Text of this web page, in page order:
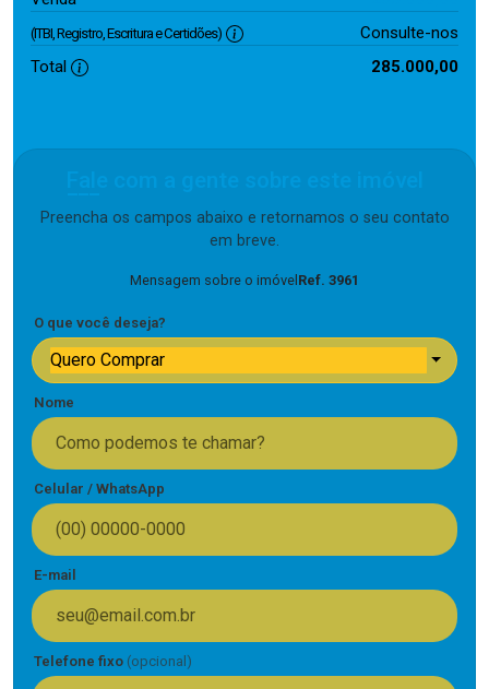
(ITBI, Registro, Escritura e Certidões)
Consulte-nos
Total
285.000,00
Preencha os campos abaixo e retornamos o seu contato
em breve.
Mensagem sobre o imóvel Ref. 3961
O que você deseja?
Quero Comprar
Nome
Celular / WhatsApp
E-mail
Telefone fixo (opcional)